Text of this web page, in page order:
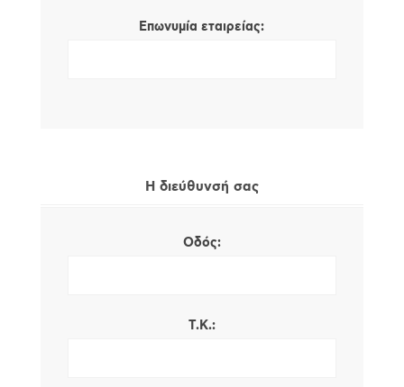
Επωνυμία εταιρείας:
Η διεύθυνσή σας
Οδός:
Τ.Κ.: